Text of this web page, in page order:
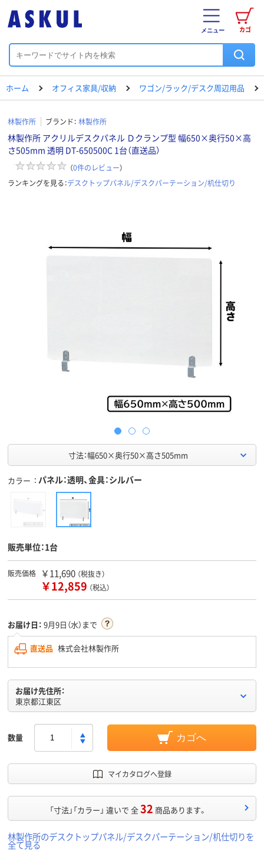
カゴ
メニュー
ホーム オフィス家具/収納 ワゴン/ラック/デスク周辺用品
林製作所 ブランド： 林製作所
林製作所 アクリルデスクパネル Ｄクランプ型 幅650×奥行50×高
さ505mm 透明 DT-650500C 1台（直送品）
（0件のレビュー）
ランキングを見る：デスクトップパネル/デスクパーテーション/机仕切り
寸法：幅650×奥行50×高さ505mm
カラー パネル：透明、金具：シルバー
販売単位：1台
販売価格 ￥11,690 （税抜き）
￥12,859 （税込）
お届け日： 9月9日（水）まで
直送品 株式会社林製作所
お届け先住所：
東京都江東区
数量 カゴへ
マイカタログへ登録
「寸法」「カラー」 違いで 全32 商品あります。
林製作所のデスクトップパネル/デスクパーテーション/机仕切りを
全て見る